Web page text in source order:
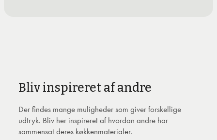
Bliv inspireret af andre
Der findes mange muligheder som giver forskellige
udtryk. Bliv her inspireret af hvordan andre har
sammensat deres køkkenmaterialer.